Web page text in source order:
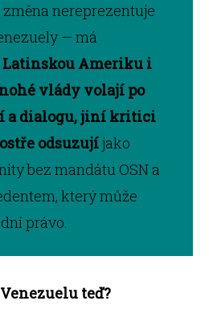
nereprezentuje
— má
Latinskou Ameriku i
vlády volají po
a dialogu, jiní kritici
odsuzujíjako
bez mandátu OSN a
který může
právo.
teď?